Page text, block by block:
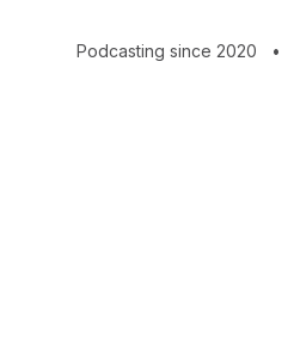
Podcasting since 2020 •